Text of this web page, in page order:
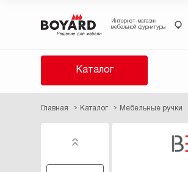
Интернет-магазин
мебельной фурнитуры
Каталог
Главная Каталог Мебельные ручки